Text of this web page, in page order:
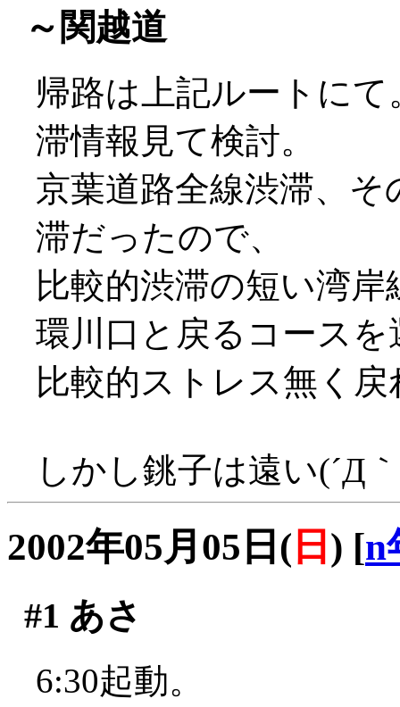
～関越道
帰路は上記ルートに
滞情報見て検討。
京葉道路全線渋滞、
滞だったので、
比較的渋滞の短い湾
環川口と戻るコースを
比較的ストレス無く
しかし銚子は遠い(´Д
2002年05月05日( 日 ) [n
#1 あさ
6:30起動。